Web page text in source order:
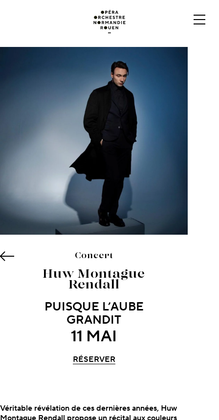
Concert
Huw Montague
Rendall
PUISQUE L’AUBE
GRANDIT
11 MAI
RÉSERVER
À propos du concert
Véritable révélation de ces dernières années, Huw
Montague Rendall propose un récital aux couleurs